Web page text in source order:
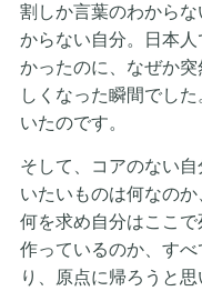
割しか言葉のわから
からない自分。日本
かったのに、なぜか
しくなった瞬間でし
いたのです。
そして、コアのない
いたいものは何なのか
何を求め自分はここ
作っているのか、す
り、原点に帰ろうと思